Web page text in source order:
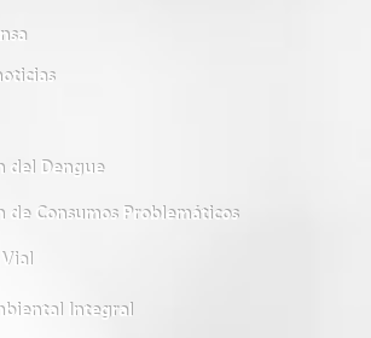
del Dengue
de Consumos Problemáticos
Integral